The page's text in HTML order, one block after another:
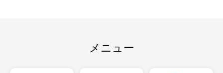
メニュー